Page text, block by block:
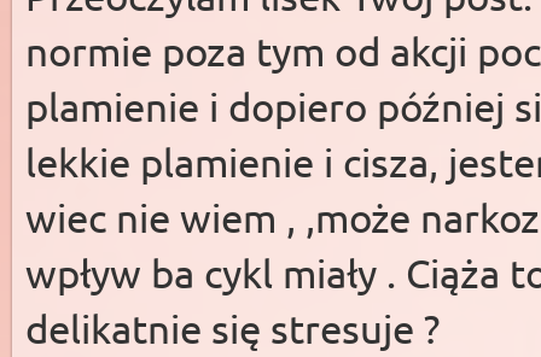
normie poza tym od akcji
plamienie i dopiero później
lekkie plamienie i cisza,
wiec nie wiem , ,może
wpływ ba cykl miały . Ciąża
delikatnie się stresuje ?